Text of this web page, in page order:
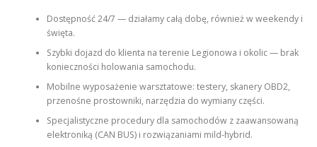
Dostępność 24/7 — działamy całą dobę, również w weekendy i
święta.
Szybki dojazd do klienta na terenie Legionowa i okolic — brak
konieczności holowania samochodu.
Mobilne wyposażenie warsztatowe: testery, skanery OBD2,
przenośne prostowniki, narzędzia do wymiany części.
Specjalistyczne procedury dla samochodów z zaawansowaną
elektroniką (CAN BUS) i rozwiązaniami mild-hybrid.